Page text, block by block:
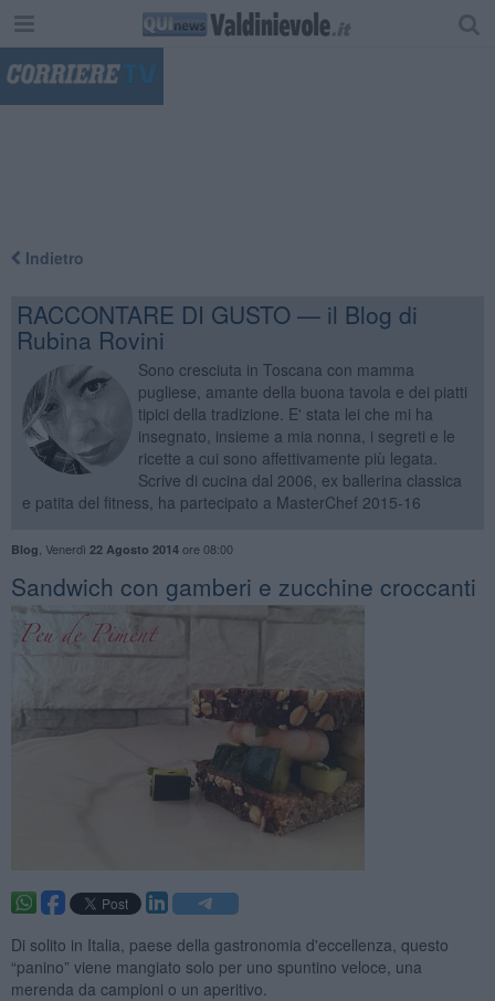
Indietro
RACCONTARE DI GUSTO — il Blog di
Rubina Rovini
Sono cresciuta in Toscana con mamma
pugliese, amante della buona tavola e dei piatti
tipici della tradizione. E' stata lei che mi ha
insegnato, insieme a mia nonna, i segreti e le
ricette a cui sono affettivamente più legata.
Scrive di cucina dal 2006, ex ballerina classica
e patita del fitness, ha partecipato a MasterChef 2015-16
Blog Venerdì 22 Agosto 2014ore 08:00
Sandwich con gamberi e zucchine croccanti
Di solito in Italia, paese della gastronomia d'eccellenza, questo
“panino” viene mangiato solo per uno spuntino veloce, una
merenda da campioni o un aperitivo.